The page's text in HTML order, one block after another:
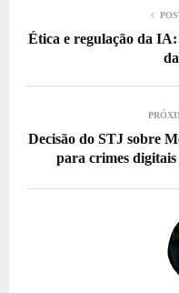
Ética e regulação da
Decisão do STJ sobre
para crimes